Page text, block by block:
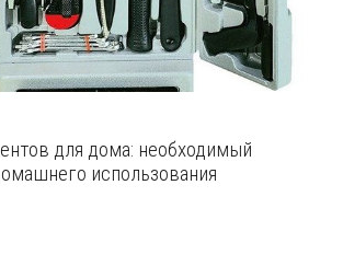
для дома: необходимый
использования